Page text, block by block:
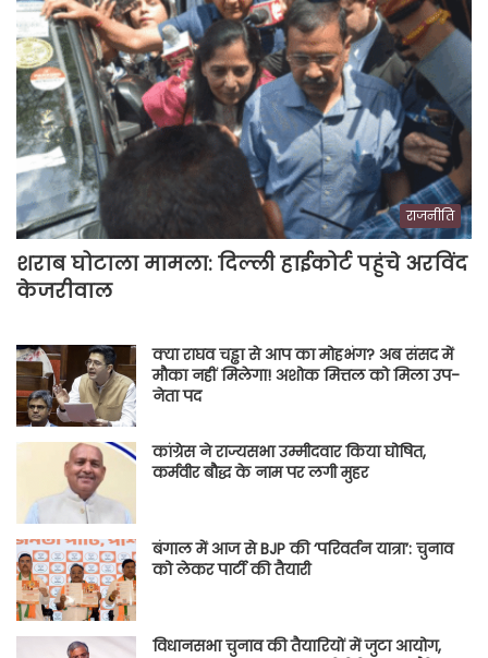
राजनीति
शराब घोटाला मामला: दिल्ली हाईकोर्ट पहुंचे अरविंद
केजरीवाल
क्या राघव चड्ढा से आप का मोहभंग? अब संसद में
मौका नहीं मिलेगा! अशोक मित्तल को मिला उप-
नेता पद
कांग्रेस ने राज्यसभा उम्मीदवार किया घोषित,
कर्मवीर बौद्ध के नाम पर लगी मुहर
बंगाल में आज से BJP की ‘परिवर्तन यात्रा’: चुनाव
को लेकर पार्टी की तैयारी
विधानसभा चुनाव की तैयारियों में जुटा आयोग,